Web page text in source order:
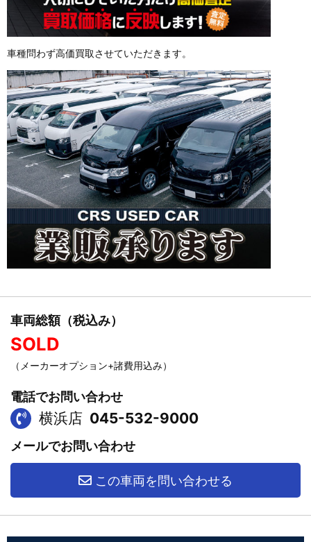
車種問わず高価買取させていただきます。
車両総額（税込み）
SOLD
（メーカーオプション+諸費用込み）
電話でお問い合わせ
横浜店 045-532-9000
メールでお問い合わせ
この車両を問い合わせる